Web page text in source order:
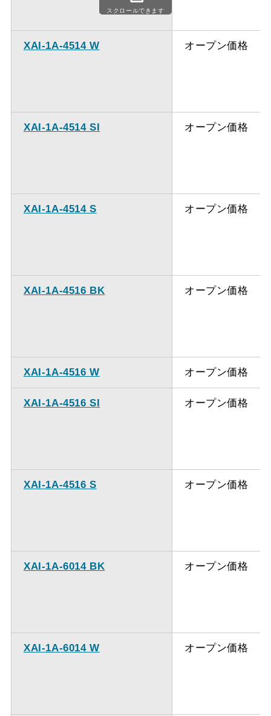
XAI-1A-4514 W オープン価格
XAI-1A-4514 SI オープン価格
XAI-1A-4514 S オープン価格
XAI-1A-4516 BK オープン価格
XAI-1A-4516 W オープン価格
XAI-1A-4516 SI オープン価格
XAI-1A-4516 S オープン価格
XAI-1A-6014 BK オープン価格
XAI-1A-6014 W オープン価格
スクロールできます